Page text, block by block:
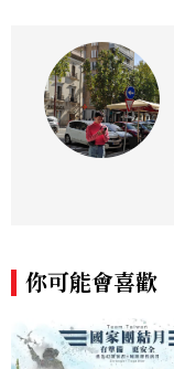
你可能會喜歡